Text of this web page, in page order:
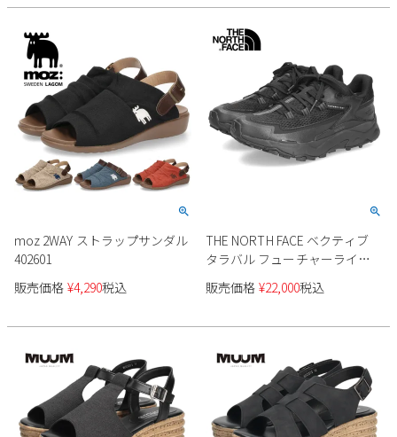
moz 2WAY ストラップサンダル
402601
販売価格 ¥4,290税込
THE NORTH FACE ベクティブ
タラバル フューチャーライト
NFW02344 レディース
販売価格 ¥22,000税込